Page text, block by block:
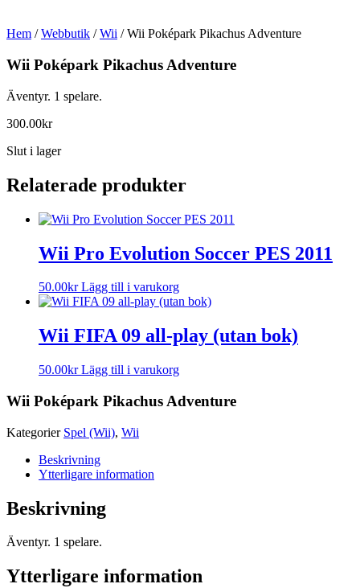
Hem /Webbutik /Wii / Wii Poképark Pikachus Adventure
Wii Poképark Pikachus Adventure
Äventyr. 1 spelare.
300.00kr
Slut i lager
Relaterade produkter
Wii Pro Evolution Soccer PES 2011
50.00kr Lägg till i varukorg
Wii FIFA 09 all-play (utan bok)
50.00kr Lägg till i varukorg
Wii Poképark Pikachus Adventure
Kategorier Spel (Wii), Wii
Beskrivning
Ytterligare information
Beskrivning
Äventyr. 1 spelare.
Ytterligare information